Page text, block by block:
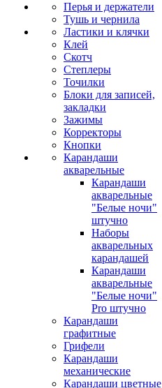
Перья и держатели
Тушь и чернила
Ластики и клячки
Клей
Скотч
Степлеры
Точилки
Блоки для записей,
закладки
Зажимы
Корректоры
Кнопки
Карандаши
акварельные
Карандаши
акварельные
"Белые ночи"
штучно
Наборы
акварельных
карандашей
Карандаши
акварельные
"Белые ночи"
Pro штучно
Карандаши
графитные
Грифели
Карандаши
механические
Карандаши цветные